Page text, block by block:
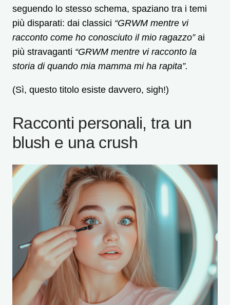
seguendo lo stesso schema, spaziano tra i temi
più disparati: dai classici “GRWM mentre vi
racconto come ho conosciuto il mio ragazzo”ai
più stravaganti “GRWM mentre vi racconto la
storia di quando mia mamma mi ha rapita”.
(Sì, questo titolo esiste davvero, sigh!)
Racconti personali, tra un
blush e una crush